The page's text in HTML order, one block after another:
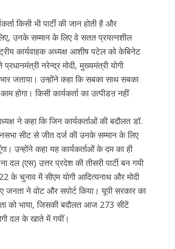
किसी भी पार्टी की जान होती है और
उनके सम्मान के लिए वे सतत प्रयत्नशील
कार्यवाहक अध्यक्ष आशीष पटेल को केबिनेट
नरेन्द्र मोदी, मुख्यमंत्री योगी
जताया। उन्होंने कहा कि सबका साथ सबका
होगा। किसी कार्यकर्ता का उत्पीडऩ नहीं
ने कहा कि जिन कार्यकर्ताओं की बदौलत डॉ.
सीट से जीत दर्ज की उनके सम्मान के लिए
उन्होंने कहा यह कार्यकर्ताओं के दम का ही
(एस) उत्तर प्रदेश की तीसरी पार्टी बन गयी
के चुनाव में सीएम योगी आदित्यनाथ और मोदी
जनता ने वोट और सपोर्ट किया। यूपी सरकार का
को भाया, जिसकी बदौलत आज 273 सीटें
दल के खाते में गयीं।